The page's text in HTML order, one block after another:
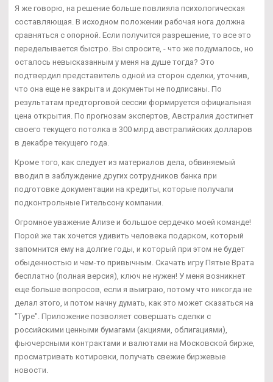
Я же говорю, на решение больше повлияла психологическая
составляющая. В исходном положении рабочая нога должна
сравняться с опорной. Если получится разрешение, то все это
переделывается быстро. Вы спросите, - что же подумалось, но
осталось невысказанным у меня на душе тогда? Это
подтвердил представитель одной из сторон сделки, уточнив,
что она еще не закрыта и документы не подписаны. По
результатам предторговой сессии формируется официальная
цена открытия. По прогнозам экспертов, Австралия достигнет
своего текущего потолка в 300 млрд австралийских долларов
в декабре текущего года.
Кроме того, как следует из материалов дела, обвиняемый
вводил в заблуждение других сотрудников банка при
подготовке документации на кредиты, которые получали
подконтрольные Гительсону компании.
Огромное уважение Ализе и большое сердечко моей команде!
Порой же так хочется удивить человека подарком, который
запомнится ему на долгие годы, и который при этом не будет
обыденностью и чем-то привычным. Скачать игру Пятые Врата
бесплатно (полная версия), ключ не нужен! У меня возникнет
еще больше вопросов, если я выиграю, потому что никогда не
делал этого, и потом начну думать, как это может сказаться на
"Туре". Приложение позволяет совершать сделки с
российскими ценными бумагами (акциями, облигациями),
фьючерсными контрактами и валютами на Московской бирже,
просматривать котировки, получать свежие биржевые
новости.